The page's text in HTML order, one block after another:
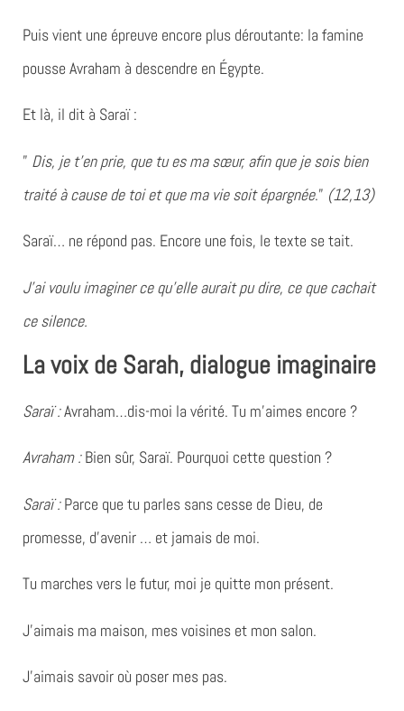
Puis vient une épreuve encore plus déroutante: la famine
pousse Avraham à descendre en Égypte.
Et là, il dit à Saraï :
” Dis, je t’en prie, que tu es ma sœur, afin que je sois bien
traité à cause de toi et que ma vie soit épargnée.” (12,13)
Saraï… ne répond pas. Encore une fois, le texte se tait.
J’ai voulu imaginer ce qu’elle aurait pu dire, ce que cachait
ce silence.
La voix de Sarah, dialogue imaginaire
Saraï :Avraham…dis-moi la vérité. Tu m’aimes encore ?
Avraham :Bien sûr, Saraï. Pourquoi cette question ?
Saraï :Parce que tu parles sans cesse de Dieu, de
promesse, d’avenir … et jamais de moi.
Tu marches vers le futur, moi je quitte mon présent.
J’aimais ma maison, mes voisines et mon salon.
J’aimais savoir où poser mes pas.